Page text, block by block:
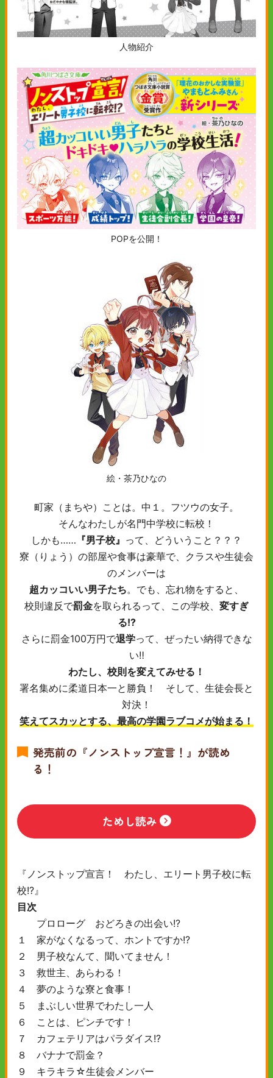
人物紹介
POPを公開！
絵・茶乃ひなの
町家（まちや）ことは。中１。フツウの女子。
そんなわたしが名門中学校に転校！
しかも…… 『男子校』 って、どういうこと？？？
寮（りょう）の部屋や食事は豪華で、クラスや生徒会
のメンバーは
超カッコいい男子たち。でも、忘れ物をすると、
校則違反で罰金を取られるって、この学校、 変すぎ
る!?
さらに罰金100万円で退学って、ぜったい納得できな
い‼
わたし、校則を変えてみせる！
署名集めに柔道日本一と勝負！ そして、生徒会長と
対決！
笑えてスカッとする、最高の学園ラブコメが始まる！
発売前の『ノンストップ宣言！』が読め
る！
ためし読み
『ノンストップ宣言！ わたし、エリート男子校に転
校!?』
目次
プロローグ おどろきの出会い!?
１ 家がなくなるって、ホントですか!?
２ 男子校なんて、聞いてません！
３ 救世主、あらわる！
４ 夢のような寮と食事！
５ まぶしい世界でわたし一人
６ ことは、ピンチです！
７ カフェテリアはパラダイス!?
８ バナナで罰金？
９ キラキラ☆生徒会メンバー